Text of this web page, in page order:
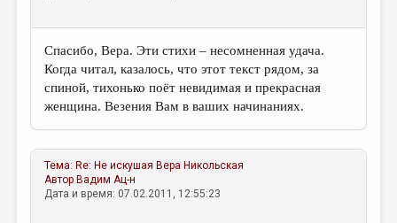
Спасибо, Вера. Эти стихи – несомненная удача.
Когда читал, казалось, что этот текст рядом, за
спиной, тихонько поёт невидимая и прекрасная
женщина. Везения Вам в ваших начинаниях.
Тема: Re: Не искушая Вера Никольская
Автор Вадим Ац-н
Дата и время: 07.02.2011, 12:55:23